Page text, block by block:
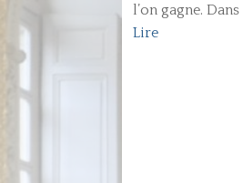
l’on gagne.
Lire